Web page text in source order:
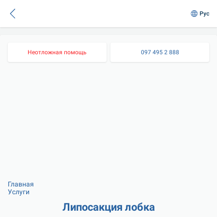
Рус
Неотложная помощь 097 495 2 888
Главная
Услуги
Липосакция лобка